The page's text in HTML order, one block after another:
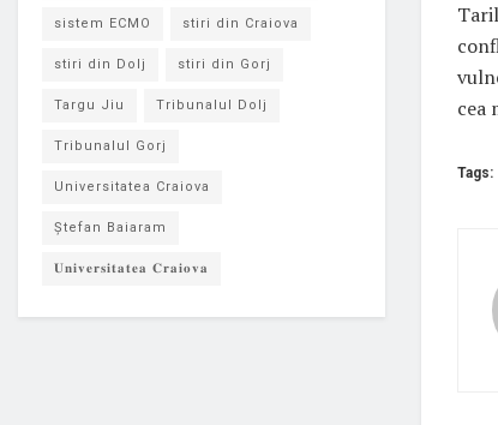
cea
Tags:
sistem ECMO stiri din Craiova
stiri din Dolj stiri din Gorj
Targu Jiu Tribunalul Dolj
Tribunalul Gorj
Universitatea Craiova
Ștefan Baiaram
𝐔𝐧𝐢𝐯𝐞𝐫𝐬𝐢𝐭𝐚𝐭𝐞𝐚 𝐂𝐫𝐚𝐢𝐨𝐯𝐚